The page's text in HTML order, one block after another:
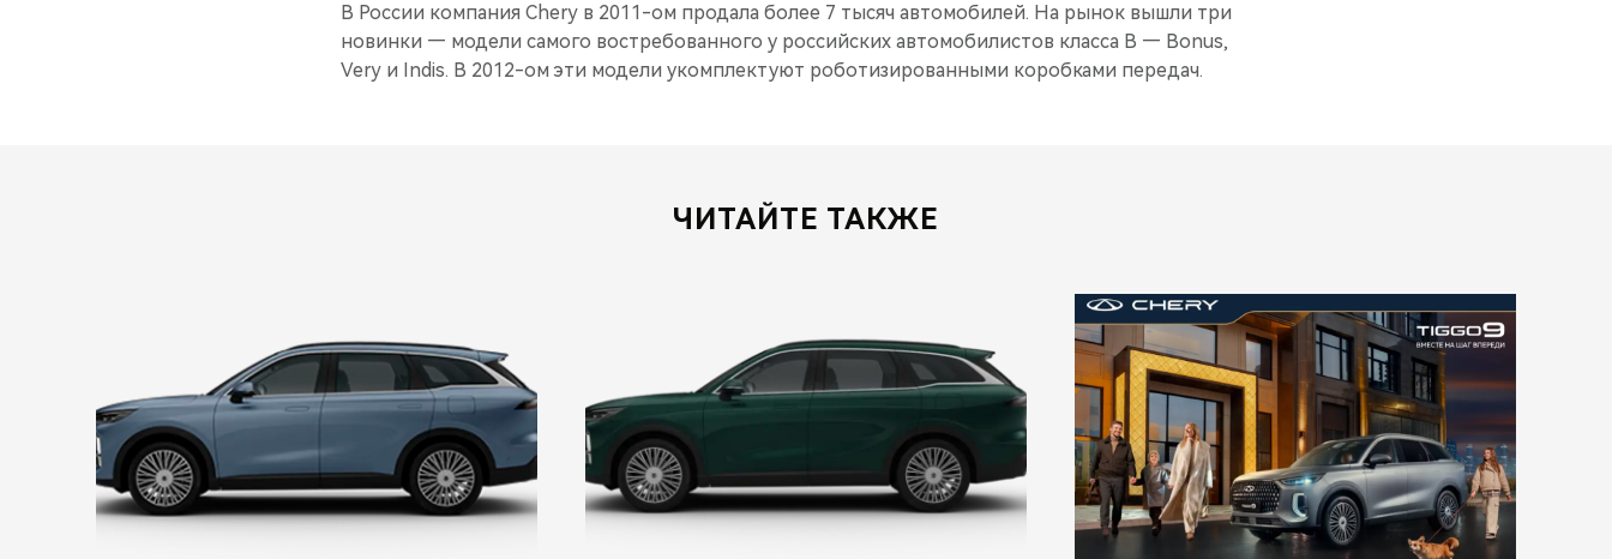
В России компания Chery в 2011-ом продала более 7 тысяч автомобилей. На рынок вышли три
новинки — модели самого востребованного у российских автомобилистов класса B — Bonus,
Very и Indis. В 2012-ом эти модели укомплектуют роботизированными коробками передач.
ЧИТАЙТЕ ТАКЖЕ